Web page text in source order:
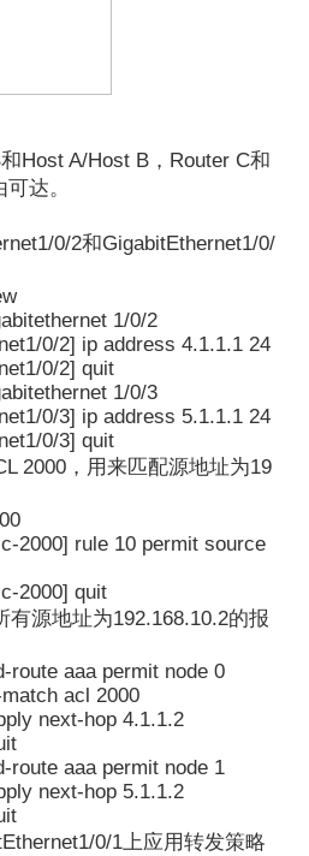
Host A/Host B，Router C和
达。
0/2和GigabitEthernet1/0/
1/0/2
0/2] ip address 4.1.1.1 24
0/2] quit
1/0/3
0/3] ip address 5.1.1.1 24
0/3] quit
2000，用来匹配源地址为19
2000] rule 10 permit source
2000] quit
有源地址为192.168.10.2的报
route aaa permit node 0
acl 2000
next-hop 4.1.1.2
route aaa permit node 1
next-hop 5.1.1.2
0/1上应用转发策略